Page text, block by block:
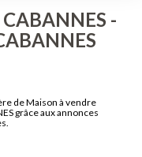
?
min
-
de Maison à vendre
grâce aux annonces